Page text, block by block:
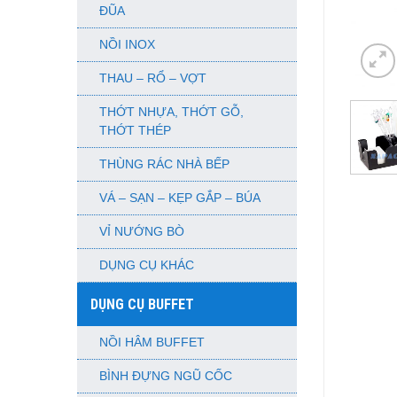
ĐŨA
NỒI INOX
THAU – RỔ – VỢT
THỚT NHỰA, THỚT GỖ,
THỚT THÉP
THÙNG RÁC NHÀ BẾP
VÁ – SẠN – KẸP GẮP – BÚA
VỈ NƯỚNG BÒ
DỤNG CỤ KHÁC
DỤNG CỤ BUFFET
NỒI HÂM BUFFET
BÌNH ĐỰNG NGŨ CỐC